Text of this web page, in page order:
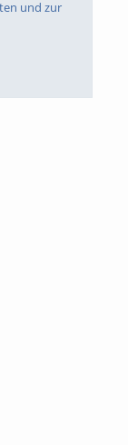
und zur